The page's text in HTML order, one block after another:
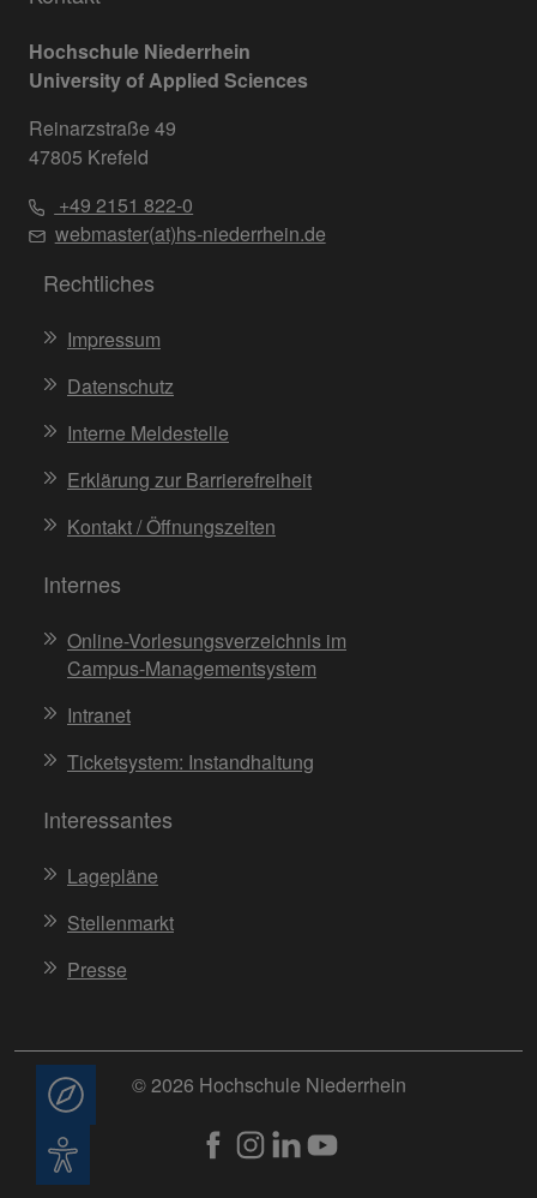
Hochschule Niederrhein
University of Applied Sciences
Reinarzstraße 49
47805 Krefeld
+49 2151 822-0
webmaster(at)hs-niederrhein.de
Rechtliches
Impressum
Datenschutz
Interne Meldestelle
Erklärung zur Barrierefreiheit
Kontakt / Öffnungszeiten
Internes
Online-Vorlesungsverzeichnis im
Campus-Managementsystem
Intranet
Ticketsystem: Instandhaltung
Interessantes
Lagepläne
Stellenmarkt
Presse
© 2026 Hochschule Niederrhein
Beratung
Barrierefreiheit